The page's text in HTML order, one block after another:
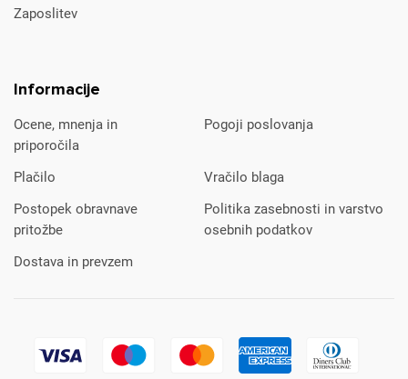
Zaposlitev
Informacije
Ocene, mnenja in
priporočila
Pogoji poslovanja
Plačilo
Vračilo blaga
Postopek obravnave
pritožbe
Politika zasebnosti in varstvo
osebnih podatkov
Dostava in prevzem